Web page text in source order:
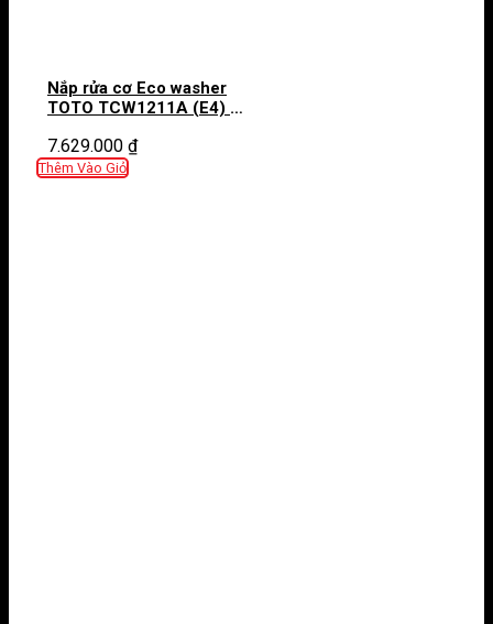
Nắp rửa cơ Eco washer
TOTO TCW1211A (E4) 2
7.629.000 ₫
Thêm Vào Giỏ